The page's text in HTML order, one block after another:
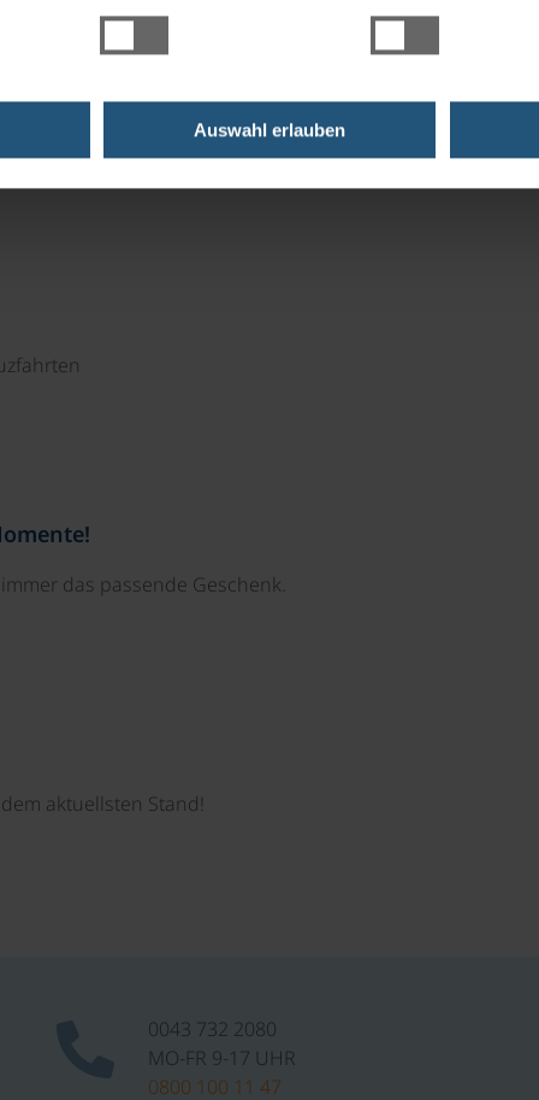
Auswahl erlauben
regionalen Spezialitäten und Weinen aus der
das passende Geschenk.
aktuellsten Stand!
0043 732 2080
MO-FR 9-17 UHR
0800 100 11 47